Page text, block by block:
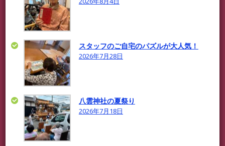
スタッフのご自宅のパズルが大人気！
2026年7月28日
八雲神社の夏祭り
2026年7月18日